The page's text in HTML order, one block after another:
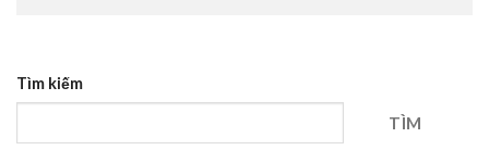
Tìm kiếm
TÌM